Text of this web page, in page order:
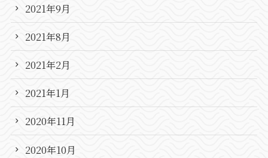
2021年9月
2021年8月
2021年2月
2021年1月
2020年11月
2020年10月